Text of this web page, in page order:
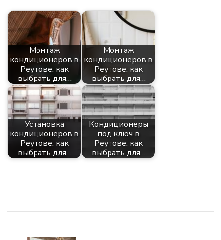
Монтаж
кондиционеров в
Реутове: как
выбрать для…
Монтаж
кондиционеров в
Реутове: как
выбрать для…
Установка
кондиционеров в
Реутове: как
выбрать для…
Кондиционеры
под ключ в
Реутове: как
выбрать для…